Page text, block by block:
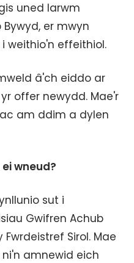
uned larwm
er mwyn
weithio'n effeithiol.
â'ch eiddo ar
offer newydd. Mae'r
am ddim a dylen
wneud?
sut i
Gwifren Achub
Sirol. Mae
amnewid eich